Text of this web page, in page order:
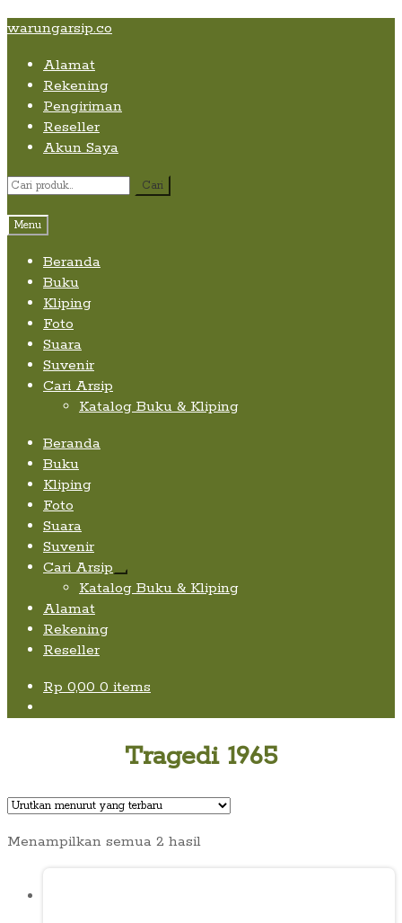
Skip
content
Skip
navigation
Skip
content
warungarsip.co
Alamat
Rekening
Pengiriman
Reseller
Akun Saya
Pencarian
Cari
Menu
Beranda
Buku
Kliping
Foto
Suara
Suvenir
Cari Arsip
Katalog Buku & Kliping
Beranda
Buku
Kliping
Foto
Suara
Suvenir
Cari Arsip
Expand
child
Katalog Buku & Kliping
Alamat
Rekening
Reseller
Rp 0,00 0 items
Tragedi 1965
Menampilkan semua 2 hasilDiurutkan